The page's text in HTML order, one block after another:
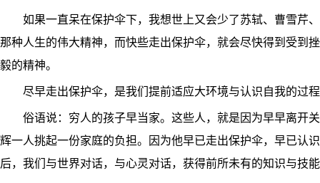
如果一直呆在保护伞下，我想世上又会少了苏轼、曹雪芹、
那种人生的伟大精神，而快些走出保护伞，就会尽快得到受到
毅的精神。
尽早走出保护伞，是我们提前适应大环境与认识自我的过
俗语说：穷人的孩子早当家。这些人，就是因为早早离开关
辉一人挑起一份家庭的负担。因为他早已走出保护伞，早已认
后，我们与世界对话，与心灵对话，获得前所未有的知识与技